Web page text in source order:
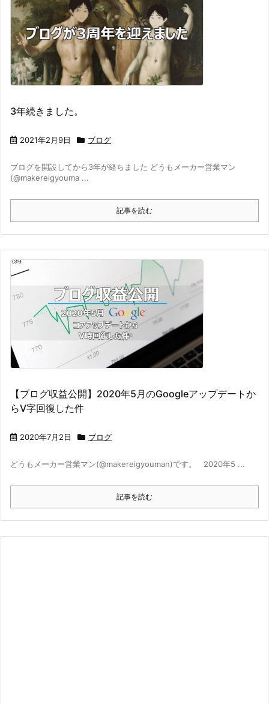
3年続きました。
2021年2月9日 ブログ
ブログを開設してから3年が経ちました どうもメーカー営業マン
(@makereigyouma ...
記事を読む
【ブログ収益公開】2020年5月のGoogleアップデートか
らV字回復した件
2020年7月2日 ブログ
どうもメーカー営業マン(@makereigyouman)です。 2020年5 ...
記事を読む